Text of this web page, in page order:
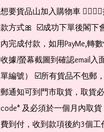
想要貨品山加入購物車
款方式🎀  ☑️成功下單後閣下
內完成付款，如用PayMe,轉
收據/螢幕截圖到確認email
單編號） ☑️所有貨品不包郵
郵通知可到門市取貨，取貨
code* 及必須於一個月內取
費到付，收到款項後約3個